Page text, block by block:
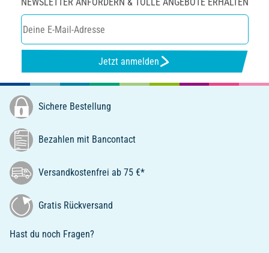
Jetzt anmelden
Sichere Bestellung
Bezahlen mit Bancontact
Versandkostenfrei ab 75 €*
Gratis Rückversand
Hast du noch Fragen?